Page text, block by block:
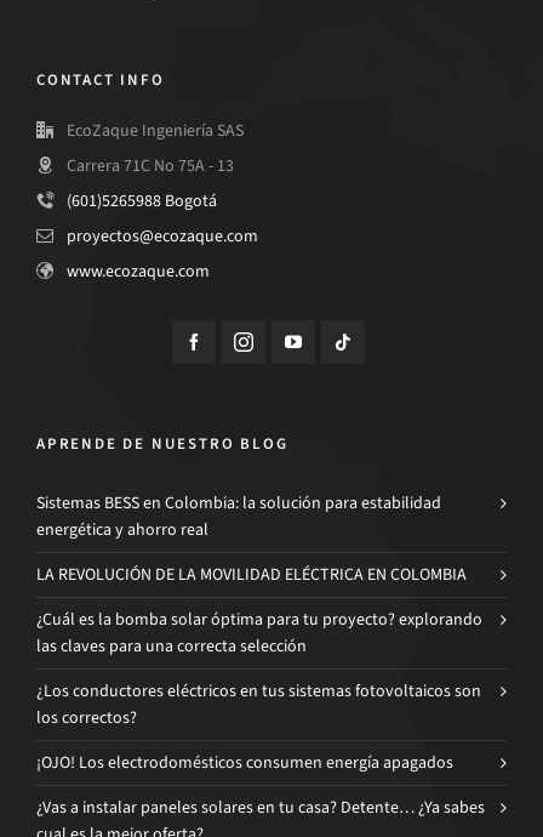
CONTACT INFO
EcoZaque Ingeniería SAS
Carrera 71C No 75A - 13
(601)5265988 Bogotá
proyectos@ecozaque.com
www.ecozaque.com
APRENDE DE NUESTRO BLOG
Sistemas BESS en Colombia: la solución para estabilidad
energética y ahorro real
LA REVOLUCIÓN DE LA MOVILIDAD ELÉCTRICA EN COLOMBIA
¿Cuál es la bomba solar óptima para tu proyecto? explorando
las claves para una correcta selección
¿Los conductores eléctricos en tus sistemas fotovoltaicos son
los correctos?
¡OJO! Los electrodomésticos consumen energía apagados
¿Vas a instalar paneles solares en tu casa? Detente… ¿Ya sabes